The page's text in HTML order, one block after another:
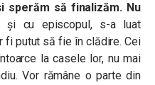
sperăm să finalizăm. Nu
și cu episcopul, s-a luat
fi putut să fie în clădire. Cei
la casele lor, nu mai
Vor rămâne o parte din